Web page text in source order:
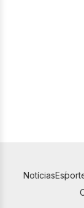
Notícias